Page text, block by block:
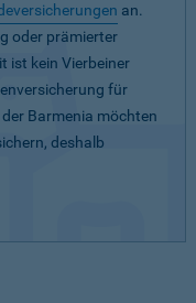
an.
oder prämierter
ist kein Vierbeiner
für
Barmenia möchten
deshalb